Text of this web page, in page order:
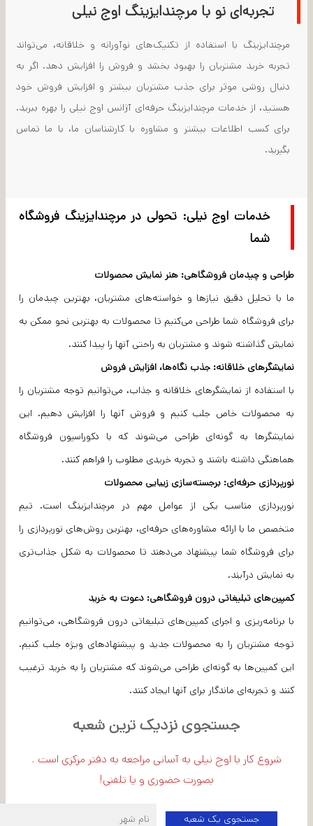
تجربه‌ای نو با مرچندایزینگ اوج نیلی
مرچندایزینگ با استفاده از تکنیک‌های نوآورانه و خلاقانه، می‌تواند
تجربه خرید مشتریان را بهبود بخشد و فروش را افزایش دهد. اگر به
دنبال روشی موثر برای جذب مشتریان بیشتر و افزایش فروش خود
هستید، از خدمات مرچندایزینگ حرفه‌ای آژانس اوج نیلی را بهره ببرید.
برای کسب اطلاعات بیشتر و مشاوره با کارشناسان ما، با ما تماس
بگیرید.
خدمات اوج نیلی: تحولی در مرچندایزینگ فروشگاه
شما
طراحی و چیدمان فروشگاهی: هنر نمایش محصولات
ما با تحلیل دقیق نیازها و خواسته‌های مشتریان، بهترین چیدمان را
برای فروشگاه شما طراحی می‌کنیم تا محصولات به بهترین نحو ممکن به
نمایش گذاشته شوند و مشتریان به راحتی آنها را پیدا کنند.
نمایشگرهای خلاقانه: جذب نگاه‌ها، افزایش فروش
با استفاده از نمایشگرهای خلاقانه و جذاب، می‌توانیم توجه مشتریان را
به محصولات خاص جلب کنیم و فروش آنها را افزایش دهیم. این
نمایشگرها به گونه‌ای طراحی می‌شوند که با دکوراسیون فروشگاه
هماهنگی داشته باشند و تجربه خریدی مطلوب را فراهم کنند.
نورپردازی حرفه‌ای: برجسته‌سازی زیبایی محصولات
نورپردازی مناسب یکی از عوامل مهم در مرچندایزینگ است. تیم
متخصص ما با ارائه مشاوره‌های حرفه‌ای، بهترین روش‌های نورپردازی را
برای فروشگاه شما پیشنهاد می‌دهند تا محصولات به شکل جذاب‌تری
به نمایش درآیند.
کمپین‌های تبلیغاتی درون فروشگاهی: دعوت به خرید
با برنامه‌ریزی و اجرای کمپین‌های تبلیغاتی درون فروشگاهی، می‌توانیم
توجه مشتریان را به محصولات جدید و پیشنهادهای ویژه جلب کنیم.
این کمپین‌ها به گونه‌ای طراحی می‌شوند که مشتریان را به خرید ترغیب
کنند و تجربه‌ای ماندگار برای آنها ایجاد کنند.
جستجوی نزدیک ترین شعبه
شروع کار با اوج نیلی به آسانی مراجعه به دفتر مرکزی است .
بصورت حضوری و یا تلفنی!